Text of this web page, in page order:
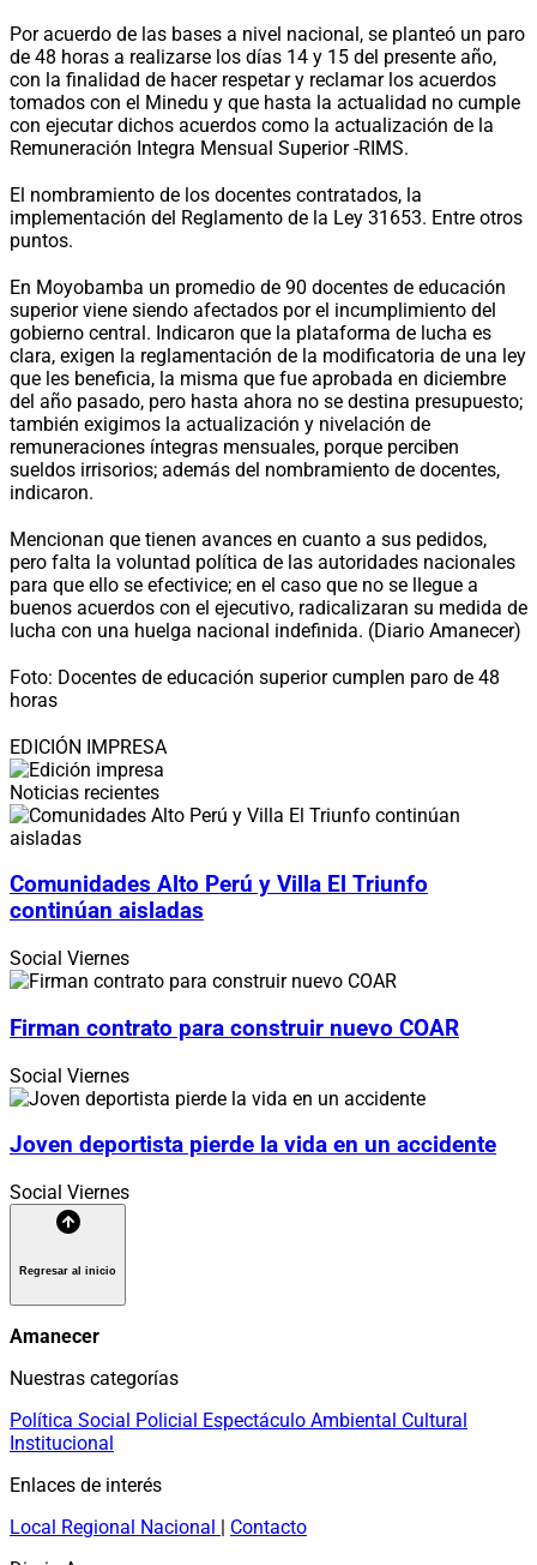
Por acuerdo de las bases a nivel nacional, se planteó un paro
de 48 horas a realizarse los días 14 y 15 del presente año,
con la finalidad de hacer respetar y reclamar los acuerdos
tomados con el Minedu y que hasta la actualidad no cumple
con ejecutar dichos acuerdos como la actualización de la
Remuneración Integra Mensual Superior -RIMS.
El nombramiento de los docentes contratados, la
implementación del Reglamento de la Ley 31653. Entre otros
puntos.
En Moyobamba un promedio de 90 docentes de educación
superior viene siendo afectados por el incumplimiento del
gobierno central. Indicaron que la plataforma de lucha es
clara, exigen la reglamentación de la modificatoria de una ley
que les beneficia, la misma que fue aprobada en diciembre
del año pasado, pero hasta ahora no se destina presupuesto;
también exigimos la actualización y nivelación de
remuneraciones íntegras mensuales, porque perciben
sueldos irrisorios; además del nombramiento de docentes,
indicaron.
Mencionan que tienen avances en cuanto a sus pedidos,
pero falta la voluntad política de las autoridades nacionales
para que ello se efectivice; en el caso que no se llegue a
buenos acuerdos con el ejecutivo, radicalizaran su medida de
lucha con una huelga nacional indefinida. (Diario Amanecer)
Foto: Docentes de educación superior cumplen paro de 48
horas
EDICIÓN IMPRESA
Noticias recientes
Comunidades Alto Perú y Villa El Triunfo
continúan aisladas
Social Viernes
Firman contrato para construir nuevo COAR
Social Viernes
Joven deportista pierde la vida en un accidente
Social Viernes
Regresar al inicio
Amanecer
Nuestras categorías
Política Social Policial Espectáculo Ambiental Cultural
Institucional
Enlaces de interés
Local Regional Nacional | Contacto